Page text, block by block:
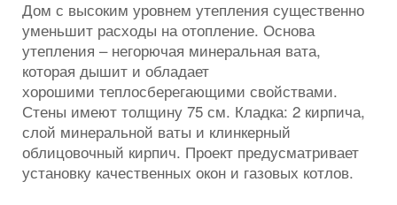
Дом с высоким уровнем утепления существенно
уменьшит расходы на отопление. Основа
утепления – негорючая минеральная вата,
которая дышит и обладает
хорошими теплосберегающими свойствами.
Стены имеют толщину 75 см. Кладка: 2 кирпича,
слой минеральной ваты и клинкерный
облицовочный кирпич. Проект предусматривает
установку качественных окон и газовых котлов.